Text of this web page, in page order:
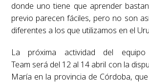
donde uno tiene que aprender
previo parecen fáciles, pero no son
diferentes a los que utilizamos en el
La próxima actividad del equipo
Team será del 12 al 14 abril con la
María en la provincia de Córdoba,